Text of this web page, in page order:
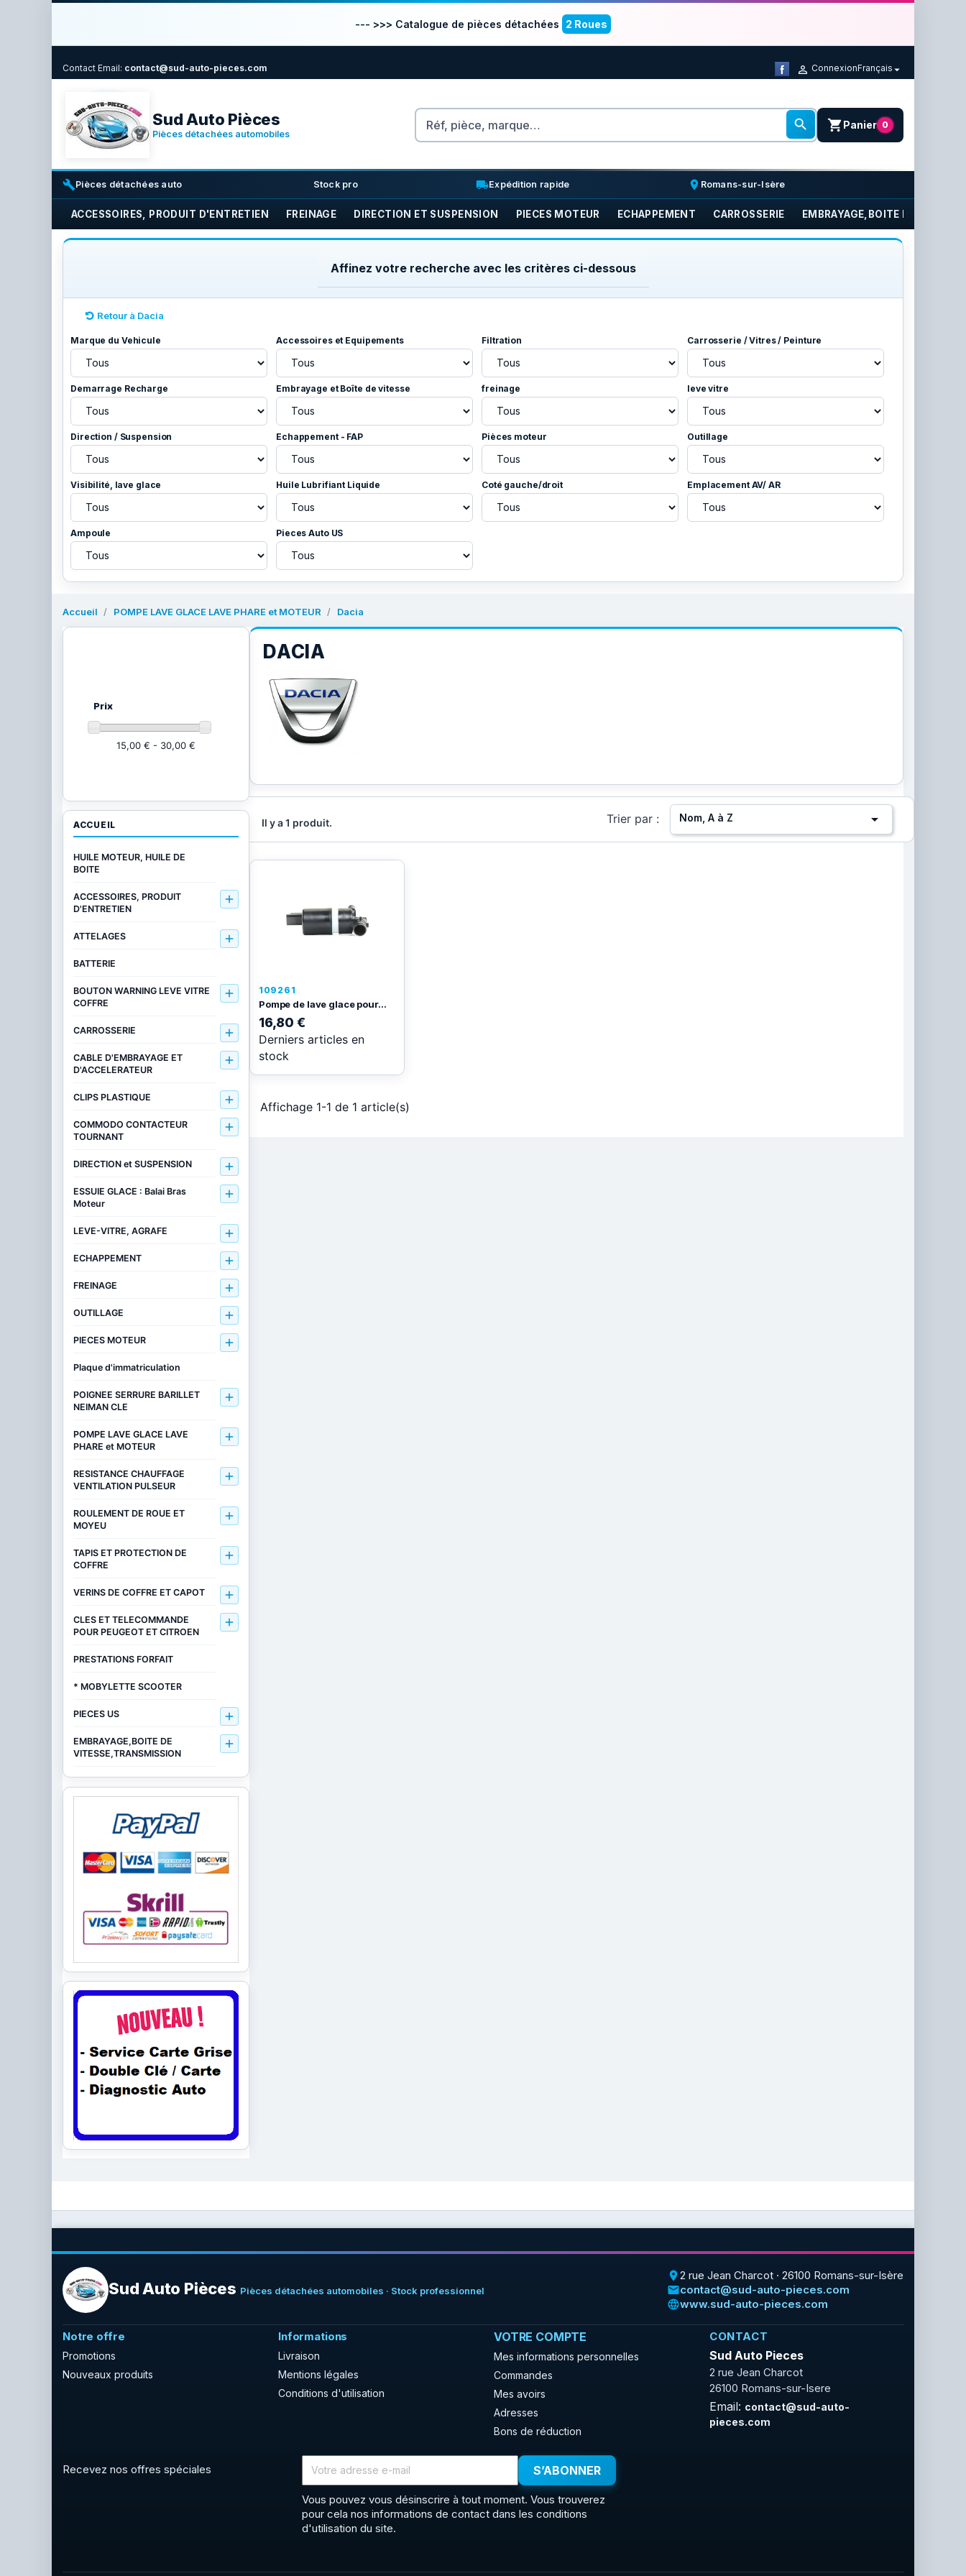
--- >>> Catalogue de pièces détachées 2 Roues
Contact Email: contact@sud-auto-pieces.com  ConnexionFrançais
Sud Auto Pièces
Pièces détachées automobiles
Rechercher
 shopping_cartPanier 0
buildPièces détachées auto inventory_2
Stock pro local_shippingExpédition rapide place Romans-sur-Isère
ACCESSOIRES, PRODUIT D'ENTRETIEN FREINAGE DIRECTION ET SUSPENSION PIECES MOTEUR ECHAPPEMENT CARROSSERIE EMBRAYAGE,BOITE DE
Affinez votre recherche avec les critères ci-dessous
Retour à Dacia
Marque du Vehicule Accessoires et Equipements Filtration Carrosserie / Vitres / Peinture
Demarrage Recharge Embrayage et Boîte de vitesse freinage leve vitre
Direction / Suspension Echappement - FAP Pièces moteur Outillage
Visibilité, lave glace Huile Lubrifiant Liquide Coté gauche/droit Emplacement AV/ AR
Ampoule Pieces Auto US
Accueil POMPE LAVE GLACE LAVE PHARE et MOTEUR Dacia
DACIA
Il y a 1 produit. Trier par : Nom, A à Z 
109261
Pompe de lave glace pour...
16,80 €
Derniers articles en
stock
Affichage 1-1 de 1 article(s)
Prix
15,00 € - 30,00 €
ACCUEIL
HUILE MOTEUR, HUILE DE
BOITE
ACCESSOIRES, PRODUIT
D'ENTRETIEN

ATTELAGES 
BATTERIE
BOUTON WARNING LEVE VITRE
COFFRE

CARROSSERIE 
CABLE D'EMBRAYAGE ET
D'ACCELERATEUR

CLIPS PLASTIQUE 
COMMODO CONTACTEUR
TOURNANT

DIRECTION et SUSPENSION 
ESSUIE GLACE : Balai Bras
Moteur

LEVE-VITRE, AGRAFE 
ECHAPPEMENT 
FREINAGE 
OUTILLAGE 
PIECES MOTEUR 
Plaque d'immatriculation
POIGNEE SERRURE BARILLET
NEIMAN CLE

POMPE LAVE GLACE LAVE
PHARE et MOTEUR

RESISTANCE CHAUFFAGE
VENTILATION PULSEUR

ROULEMENT DE ROUE ET
MOYEU

TAPIS ET PROTECTION DE
COFFRE

VERINS DE COFFRE ET CAPOT 
CLES ET TELECOMMANDE
POUR PEUGEOT ET CITROEN

PRESTATIONS FORFAIT
* MOBYLETTE SCOOTER
PIECES US 
EMBRAYAGE,BOITE DE
VITESSE,TRANSMISSION

Sud Auto Pièces Pièces détachées automobiles · Stock professionnel
place2 rue Jean Charcot · 26100 Romans-sur-Isère
emailcontact@sud-auto-pieces.com
languagewww.sud-auto-pieces.com
Notre offre
Promotions
Nouveaux produits
Informations
Livraison
Mentions légales
Conditions d'utilisation
VOTRE COMPTE
Mes informations personnelles
Commandes
Mes avoirs
Adresses
Bons de réduction
CONTACT
Sud Auto Pieces
2 rue Jean Charcot
26100 Romans-sur-Isere
Email: contact@sud-auto-
pieces.com
Recevez nos offres spéciales
Vous pouvez vous désinscrire à tout moment. Vous trouverez
pour cela nos informations de contact dans les conditions
d'utilisation du site.